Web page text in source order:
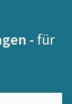
- für